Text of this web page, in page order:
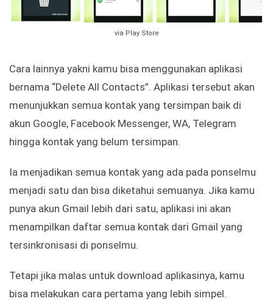
via Play Store
Cara lainnya yakni kamu bisa menggunakan aplikasi
bernama “Delete All Contacts”. Aplikasi tersebut akan
menunjukkan semua kontak yang tersimpan baik di
akun Google, Facebook Messenger, WA, Telegram
hingga kontak yang belum tersimpan.
Ia menjadikan semua kontak yang ada pada ponselmu
menjadi satu dan bisa diketahui semuanya. Jika kamu
punya akun Gmail lebih dari satu, aplikasi ini akan
menampilkan daftar semua kontak dari Gmail yang
tersinkronisasi di ponselmu.
Tetapi jika malas untuk download aplikasinya, kamu
bisa melakukan cara pertama yang lebih simpel.